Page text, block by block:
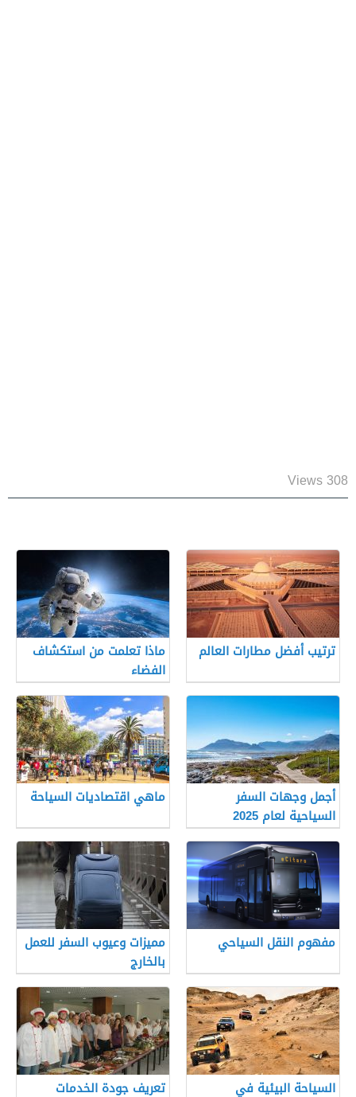
308 Views
ترتيب أفضل مطارات العالم
ماذا تعلمت من استكشاف
الفضاء
أجمل وجهات السفر
السياحية لعام 2025
ماهي اقتصاديات السياحة
مفهوم النقل السياحي
مميزات وعيوب السفر للعمل
بالخارج
السياحة البيئية في
تعريف جودة الخدمات